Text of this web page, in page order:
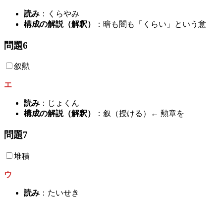
読み ：くらやみ
構成の解説（解釈）
：暗も闇も「くらい」という意
問題6
叙勲
エ
読み ：じょくん
構成の解説（解釈）
：叙（授ける）← 勲章を
問題7
堆積
ウ
読み ：たいせき